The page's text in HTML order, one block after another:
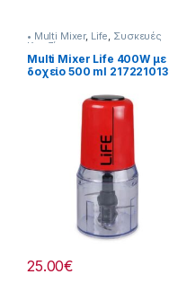
• Multi Mixer, Life, Συσκευές
Κουζίνας
Multi Mixer Life 400W με
δοχείο 500 ml 217221013
25.00€